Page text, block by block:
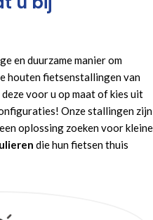
en duurzame manier om
houten fietsenstallingen van
voor u op maat of kies uit
Onze stallingen zijn
oplossing zoeken voor kleine
die hun fietsen thuis